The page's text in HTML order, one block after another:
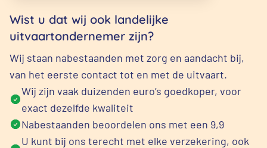
Wist u dat wij ook landelijke
uitvaartondernemer zijn?
Wij staan nabestaanden met zorg en aandacht bij,
van het eerste contact tot en met de uitvaart.
Wij zijn vaak duizenden euro’s goedkoper, voor
exact dezelfde kwaliteit
Nabestaanden beoordelen ons met een 9,9
U kunt bij ons terecht met elke verzekering, ook